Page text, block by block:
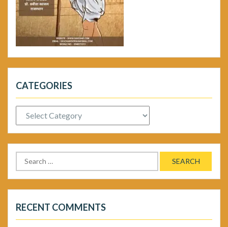
CATEGORIES
Categories
Search
for:
RECENT COMMENTS